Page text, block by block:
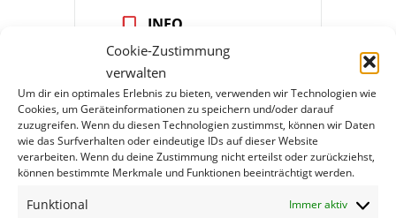
Cookie-Zustimmung
verwalten
Um dir ein optimales Erlebnis zu bieten, verwenden wir Technologien wie
Cookies, um Geräteinformationen zu speichern und/oder darauf
zuzugreifen. Wenn du diesen Technologien zustimmst, können wir Daten
wie das Surfverhalten oder eindeutige IDs auf dieser Website
verarbeiten. Wenn du deine Zustimmung nicht erteilst oder zurückziehst,
können bestimmte Merkmale und Funktionen beeinträchtigt werden.
Funktional Immer aktiv
INFO
Abendkasse
ORT
Turnhalle Klausdorf
Alte Neuendorfer